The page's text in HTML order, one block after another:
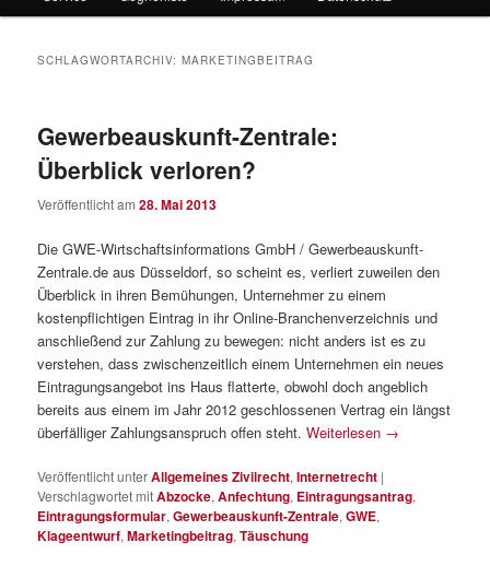
SCHLAGWORTARCHIV:MARKETINGBEITRAG
Gewerbeauskunft-Zentrale:
Überblick verloren?
Veröffentlicht am28. Mai 2013
Die GWE-Wirtschaftsinformations GmbH / Gewerbeauskunft-
Zentrale.de aus Düsseldorf, so scheint es, verliert zuweilen den
Überblick in ihren Bemühungen, Unternehmer zu einem
kostenpflichtigen Eintrag in ihr Online-Branchenverzeichnis und
anschließend zur Zahlung zu bewegen: nicht anders ist es zu
verstehen, dass zwischenzeitlich einem Unternehmen ein neues
Eintragungsangebot ins Haus flatterte, obwohl doch angeblich
bereits aus einem im Jahr 2012 geschlossenen Vertrag ein längst
überfälliger Zahlungsanspruch offen steht.Weiterlesen →
Veröffentlicht unterAllgemeines Zivilrecht,Internetrecht |
Verschlagwortet mitAbzocke,Anfechtung, Eintragungsantrag,
Eintragungsformular,Gewerbeauskunft-Zentrale,GWE,
Klageentwurf,Marketingbeitrag,Täuschung